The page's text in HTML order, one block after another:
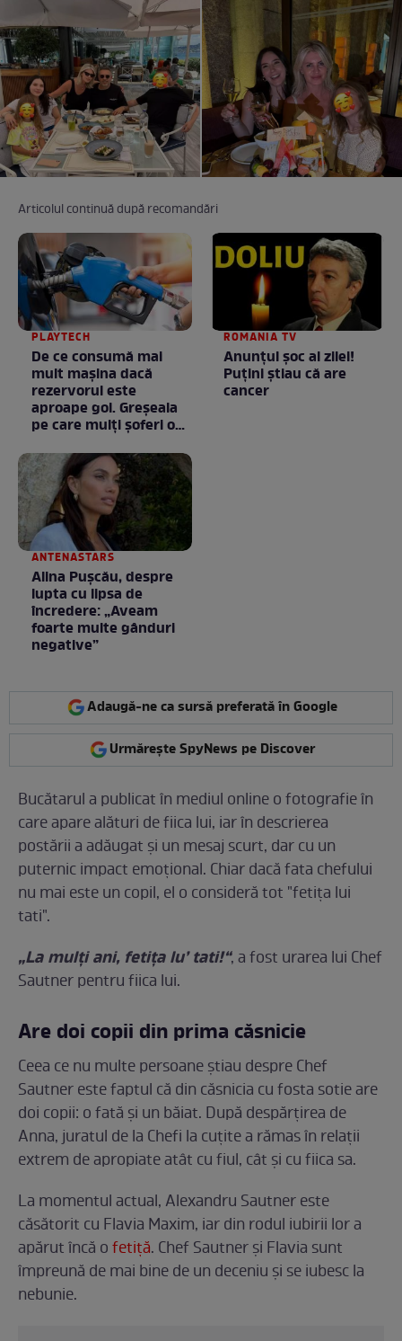
Articolul continuă după recomandări
PLAYTECH
De ce consumă mai
mult mașina dacă
rezervorul este
aproape gol. Greșeala
pe care mulți șoferi o
ROMANIA TV
Anunţul şoc al zilei!
Puţini ştiau că are
cancer
ANTENASTARS
Alina Pușcău, despre
lupta cu lipsa de
încredere: „Aveam
foarte multe gânduri
negative”
Adaugă-ne ca sursă preferată în Google
Urmărește SpyNews pe Discover
Bucătarul a publicat în mediul online o fotografie în
care apare alături de fiica lui, iar în descrierea
postării a adăugat și un mesaj scurt, dar cu un
puternic impact emoțional. Chiar dacă fata chefului
nu mai este un copil, el o consideră tot "fetița lui
tati".
„La mulți ani, fetița lu’ tati!“, a fost urarea lui Chef
Sautner pentru fiica lui.
Are doi copii din prima căsnicie
Ceea ce nu multe persoane știau despre Chef
Sautner este faptul că din căsnicia cu fosta sotie are
doi copii: o fată și un băiat. După despărțirea de
Anna, juratul de la Chefi la cuțite a rămas în relații
extrem de apropiate atât cu fiul, cât și cu fiica sa.
La momentul actual, Alexandru Sautner este
căsătorit cu Flavia Maxim, iar din rodul iubirii lor a
apărut încă ofetiță. Chef Sautner și Flavia sunt
împreună de mai bine de un deceniu și se iubesc la
nebunie.